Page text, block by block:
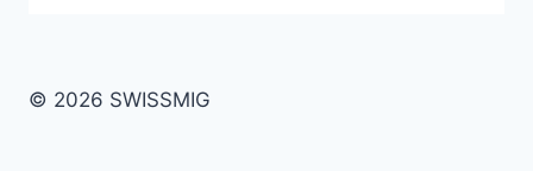
© 2026 SWISSMIG